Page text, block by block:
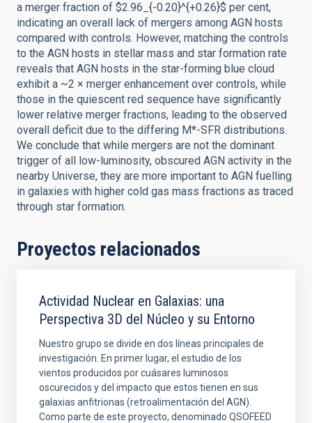
a merger fraction of $2.96_{-0.20}^{+0.26}$ per cent,
indicating an overall lack of mergers among AGN hosts
compared with controls. However, matching the controls
to the AGN hosts in stellar mass and star formation rate
reveals that AGN hosts in the star-forming blue cloud
exhibit a ~2 × merger enhancement over controls, while
those in the quiescent red sequence have significantly
lower relative merger fractions, leading to the observed
overall deficit due to the differing M*-SFR distributions.
We conclude that while mergers are not the dominant
trigger of all low-luminosity, obscured AGN activity in the
nearby Universe, they are more important to AGN fuelling
in galaxies with higher cold gas mass fractions as traced
through star formation.
Proyectos relacionados
Actividad Nuclear en Galaxias: una
Perspectiva 3D del Núcleo y su Entorno
Nuestro grupo se divide en dos líneas principales de
investigación. En primer lugar, el estudio de los
vientos producidos por cuásares luminosos
oscurecidos y del impacto que estos tienen en sus
galaxias anfitrionas (retroalimentación del AGN).
Como parte de este proyecto, denominado QSOFEED